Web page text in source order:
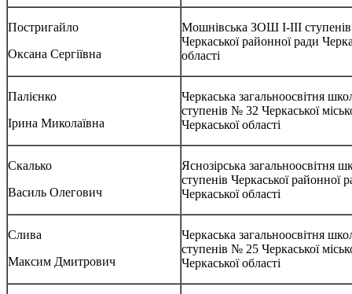
Постригайло
Оксана Сергіївна
Мошнівська ЗОШ І-ІІІ ступенів
Черкаської районної ради
області
Палієнко
Ірина Миколаївна
Черкаська загальноосвітня
ступенів № 32 Черкаської
Черкаської області
Скалько
Василь Олегович
Яснозірська загальноосвітня
ступенів Черкаської районної
Черкаської області
Слива
Максим Дмитрович
Черкаська загальноосвітня
ступенів № 25 Черкаської
Черкаської області